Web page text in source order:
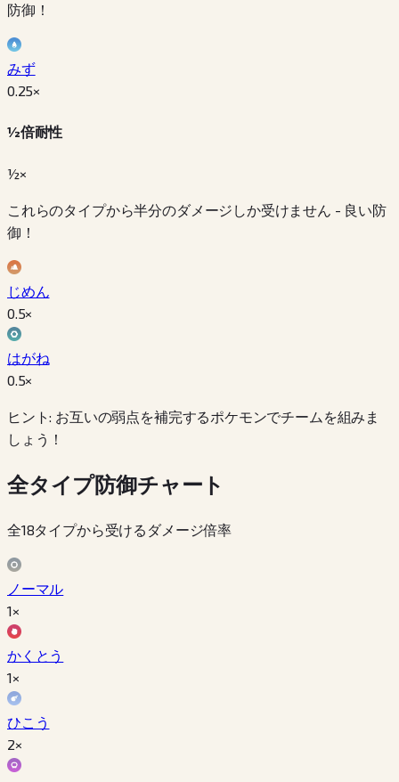
防御！
みず
0.25×
½倍耐性
½×
これらのタイプから半分のダメージしか受けません - 良い防
御！
じめん
0.5×
はがね
0.5×
ヒント: お互いの弱点を補完するポケモンでチームを組みま
しょう！
全タイプ防御チャート
全18タイプから受けるダメージ倍率
ノーマル
1×
かくとう
1×
ひこう
2×